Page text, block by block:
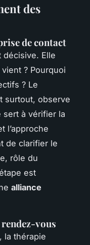
des
de contact
décisive. Elle
? Pourquoi
? Le
surtout, observe
sert à vérifier la
l’approche
de clarifier le
rôle du
est
alliance
vous
la thérapie